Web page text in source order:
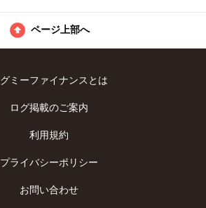
ページ上部へ
ミーファイナンスとは
ログ掲載のご案内
利用規約
プライバシーポリシー
お問い合わせ